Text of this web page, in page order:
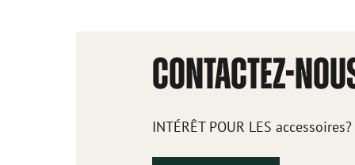
CONTACTEZ-
INTÉRÊT POUR LES accessoires?